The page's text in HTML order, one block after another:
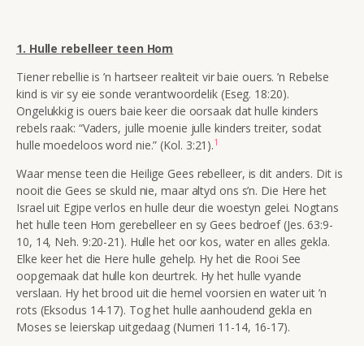
1. Hulle rebelleer teen Hom
Tiener rebellie is ’n hartseer realiteit vir baie ouers. ’n Rebelse
kind is vir sy eie sonde verantwoordelik (Eseg. 18:20).
Ongelukkig is ouers baie keer die oorsaak dat hulle kinders
rebels raak: “Vaders, julle moenie julle kinders treiter, sodat
hulle moedeloos word nie.”(Kol. 3:21).1
Waar mense teen die Heilige Gees rebelleer, is dit anders. Dit is
nooit die Gees se skuld nie, maar altyd ons s’n. Die Here het
Israel uit Egipe verlos en hulle deur die woestyn gelei. Nogtans
het hulle teen Hom gerebelleer en sy Gees bedroef (Jes. 63:9-
10, 14, Neh. 9:20-21). Hulle het oor kos, water en alles gekla.
Elke keer het die Here hulle gehelp. Hy het die Rooi See
oopgemaak dat hulle kon deurtrek. Hy het hulle vyande
verslaan. Hy het brood uit die hemel voorsien en water uit ’n
rots (Eksodus 14-17). Tog het hulle aanhoudend gekla en
Moses se leierskap uitgedaag (Numeri 11-14, 16-17).